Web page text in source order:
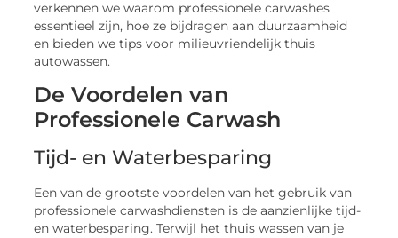
verkennen we waarom professionele carwashes
essentieel zijn, hoe ze bijdragen aan duurzaamheid
en bieden we tips voor milieuvriendelijk thuis
autowassen.
De Voordelen van
Professionele Carwash
Tijd- en Waterbesparing
Een van de grootste voordelen van het gebruik van
professionele carwashdiensten is de aanzienlijke tijd-
en waterbesparing. Terwijl het thuis wassen van je